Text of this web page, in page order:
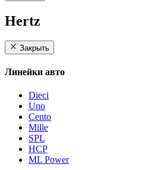
Hertz
Закрыть
Линейки авто
Dieci
Uno
Cento
Mille
SPL
HCP
ML Power